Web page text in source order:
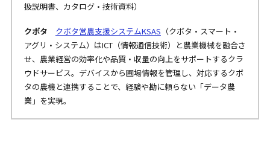
扱説明書、カタログ・技術資料）
クボタ クボタ営農支援システムKSAS （クボタ・スマート・
アグリ・システム）はICT（情報通信技術）と農業機械を融合さ
せ、農業経営の効率化や品質・収量の向上をサポートするクラ
ウドサービス。デバイスから圃場情報を管理し、対応するクボ
タの農機と連携することで、経験や勘に頼らない「データ農
業」を実現。